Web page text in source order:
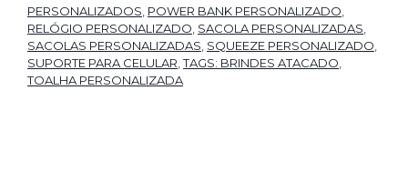
PERSONALIZADOS POWER BANK PERSONALIZADO
RELÓGIO PERSONALIZADO SACOLA PERSONALIZADAS
SACOLAS PERSONALIZADAS SQUEEZE PERSONALIZADO
SUPORTE PARA CELULAR ,TAGS: BRINDES ATACADO
TOALHA PERSONALIZADA